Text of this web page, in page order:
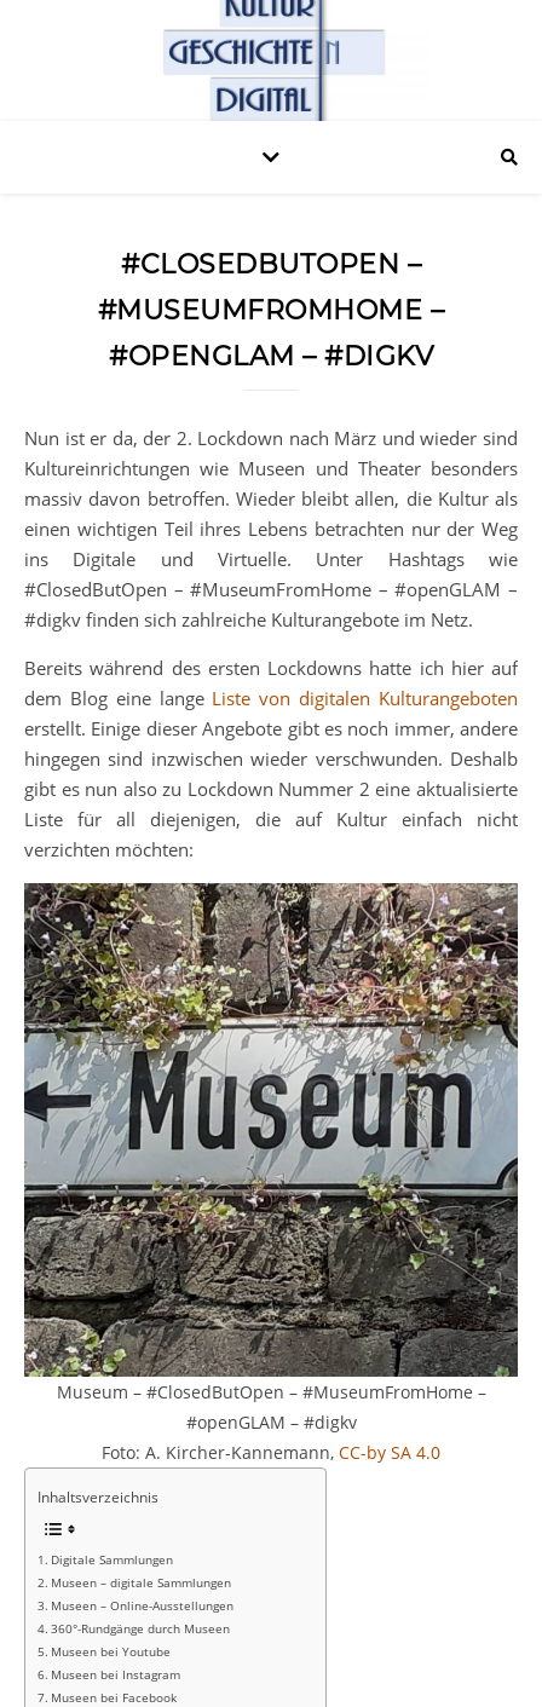
#CLOSEDBUTOPEN –
#MUSEUMFROMHOME –
#OPENGLAM – #DIGKV
Nun ist er da, der 2. Lockdown nach März und wieder sind
Kultureinrichtungen wie Museen und Theater besonders
massiv davon betroffen. Wieder bleibt allen, die Kultur als
einen wichtigen Teil ihres Lebens betrachten nur der Weg
ins Digitale und Virtuelle. Unter Hashtags wie
#ClosedButOpen – #MuseumFromHome – #openGLAM –
#digkv finden sich zahlreiche Kulturangebote im Netz.
Bereits während des ersten Lockdowns hatte ich hier auf
dem Blog eine lange Liste von digitalen Kulturangeboten
erstellt. Einige dieser Angebote gibt es noch immer, andere
hingegen sind inzwischen wieder verschwunden. Deshalb
gibt es nun also zu Lockdown Nummer 2 eine aktualisierte
Liste für all diejenigen, die auf Kultur einfach nicht
verzichten möchten:
Museum – #ClosedButOpen – #MuseumFromHome –
#openGLAM – #digkv
Foto: A. Kircher-Kannemann, CC-by SA 4.0
Inhaltsverzeichnis
Digitale Sammlungen
Museen – digitale Sammlungen
Museen – Online-Ausstellungen
360°-Rundgänge durch Museen
Museen bei Youtube
Museen bei Instagram
Museen bei Facebook